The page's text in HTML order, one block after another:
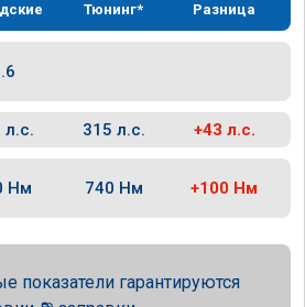
Тюнинг* Разница
л.с. 315 л.с. +43 л.с.
Нм 740 Нм +100 Нм
показатели гарантируются